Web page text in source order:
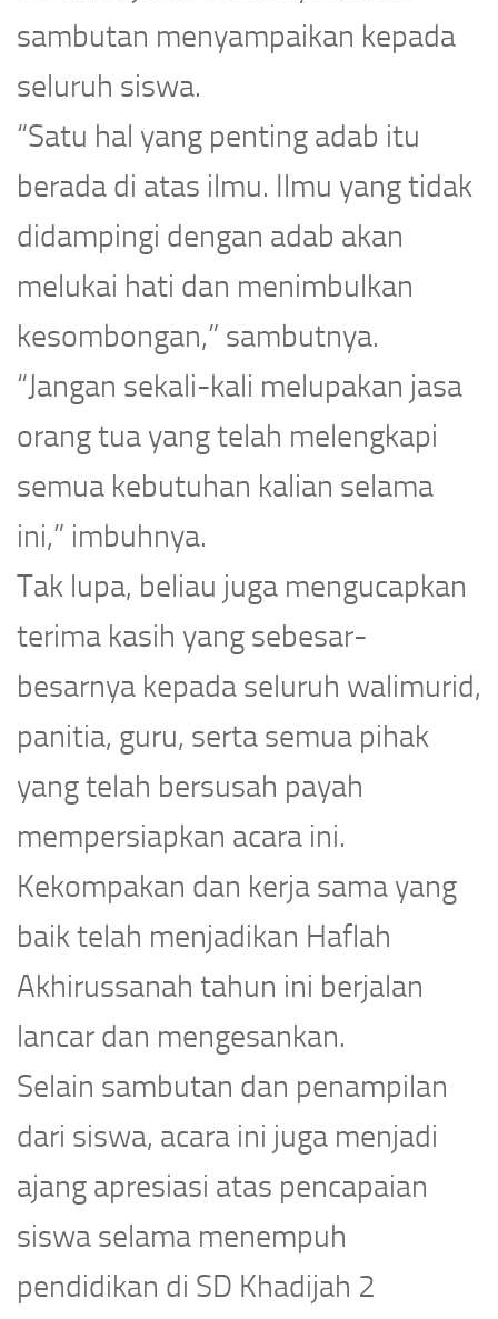
sambutan menyampaikan kepada
seluruh siswa.
“Satu hal yang penting adab itu
berada di atas ilmu. Ilmu yang tidak
didampingi dengan adab akan
melukai hati dan menimbulkan
kesombongan,” sambutnya.
“Jangan sekali-kali melupakan jasa
orang tua yang telah melengkapi
semua kebutuhan kalian selama
ini,” imbuhnya.
Tak lupa, beliau juga mengucapkan
terima kasih yang sebesar-
besarnya kepada seluruh walimurid,
panitia, guru, serta semua pihak
yang telah bersusah payah
mempersiapkan acara ini.
Kekompakan dan kerja sama yang
baik telah menjadikan Haflah
Akhirussanah tahun ini berjalan
lancar dan mengesankan.
Selain sambutan dan penampilan
dari siswa, acara ini juga menjadi
ajang apresiasi atas pencapaian
siswa selama menempuh
pendidikan di SD Khadijah 2